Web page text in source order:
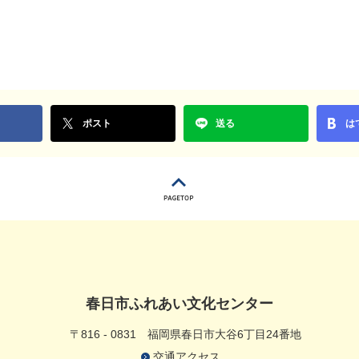
ポスト 送る は
春日市ふれあい文化センター
〒816 - 0831 福岡県春日市大谷6丁目24番地